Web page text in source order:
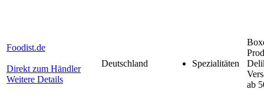
Foodist.de
Direkt zum Händler
Weitere Details
Deutschland Spezialitäten
ab